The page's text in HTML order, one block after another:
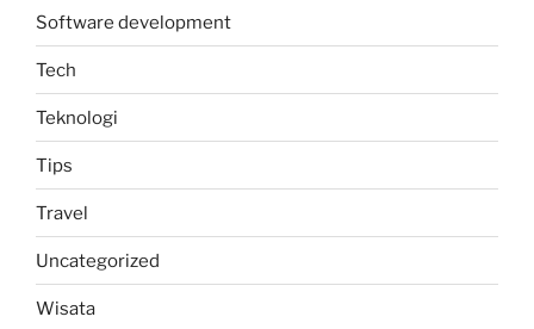
Software development
Tech
Teknologi
Tips
Travel
Uncategorized
Wisata